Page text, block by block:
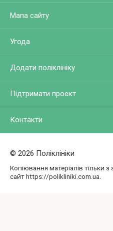
Мапа сайту
Угода
Додати поліклініку
Підтримати проект
Контакти
© 2026 Поліклініки
Копіювання матеріалів тільки
сайт https://polikliniki.com.ua.